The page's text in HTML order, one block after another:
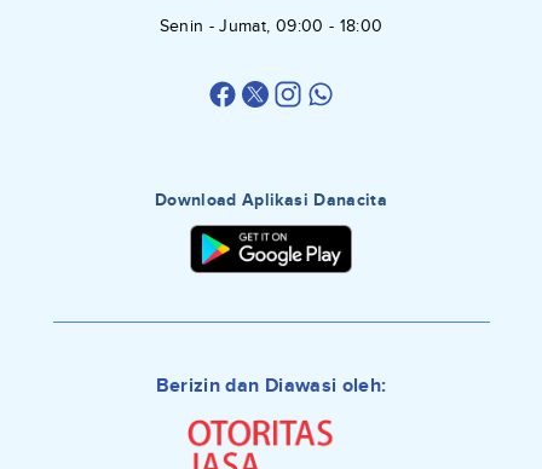
Senin - Jumat, 09:00 - 18:00
Download Aplikasi Danacita
Berizin dan Diawasi oleh: